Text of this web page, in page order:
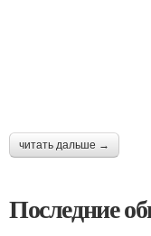
читать дальше →
Последние